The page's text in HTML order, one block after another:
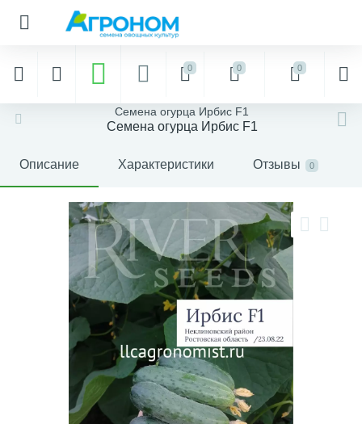
0 0 0
Семена огурца Ирбис F1
Семена огурца Ирбис F1
Описание Характеристики Отзывы 0